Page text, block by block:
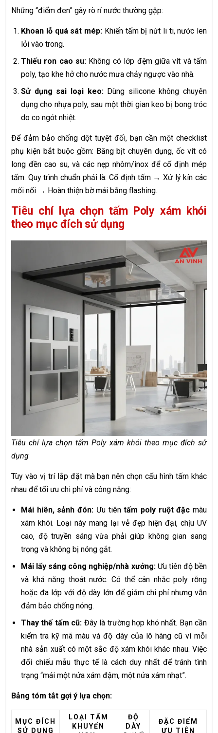
Những “điểm đen” gây rò rỉ nước thường gặp:
Khoan lỗ quá sát mép: Khiến tấm bị nứt li ti, nước len
lỏi vào trong.
Thiếu ron cao su: Không có lớp đệm giữa vít và tấm
poly, tạo khe hở cho nước mưa chảy ngược vào nhà.
Sử dụng sai loại keo:Dùng silicone không chuyên
dụng cho nhựa poly, sau một thời gian keo bị bong tróc
do co ngót nhiệt.
Để đảm bảo chống dột tuyệt đối, bạn cần một checklist
phụ kiện bắt buộc gồm: Băng bịt chuyên dụng, ốc vít có
long đền cao su, và các nẹp nhôm/inox để cố định mép
tấm. Quy trình chuẩn phải là: Cố định tấm → Xử lý kín các
mối nối → Hoàn thiện bờ mái bằng flashing.
Tiêu chí lựa chọn tấm Poly xám khói
theo mục đích sử dụng
Tiêu chí lựa chọn tấm Poly xám khói theo mục đích sử
dụng
Tùy vào vị trí lắp đặt mà bạn nên chọn cấu hình tấm khác
nhau để tối ưu chi phí và công năng:
Mái hiên, sảnh đón: Ưu tiêntấm poly ruột đặc màu
xám khói. Loại này mang lại vẻ đẹp hiện đại, chịu UV
cao, độ truyền sáng vừa phải giúp không gian sang
trọng và không bị nóng gắt.
Mái lấy sáng công nghiệp/nhà xưởng:Ưu tiên độ bền
và khả năng thoát nước. Có thể cân nhắc poly rỗng
hoặc đa lớp với độ dày lớn để giảm chi phí nhưng vẫn
đảm bảo chống nóng.
Thay thế tấm cũ: Đây là trường hợp khó nhất. Bạn cần
kiểm tra kỹ mã màu và độ dày của lô hàng cũ vì mỗi
nhà sản xuất có một sắc độ xám khói khác nhau. Việc
đối chiếu mẫu thực tế là cách duy nhất để tránh tình
trạng “mái một nửa xám đậm, một nửa xám nhạt”.
Bảng tóm tắt gợi ý lựa chọn:
MỤC ĐÍCH
SỬ DỤNG
LOẠI TẤM
KHUYẾN
ĐỘ
DÀY
ĐẶC ĐIỂM
ƯU TIÊN